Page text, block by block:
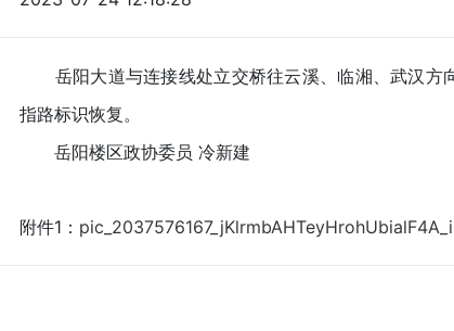
岳阳大道与连接线处立交桥往云溪、临湘、武汉方
指路标识恢复。
岳阳楼区政协委员 冷新建
附件1：